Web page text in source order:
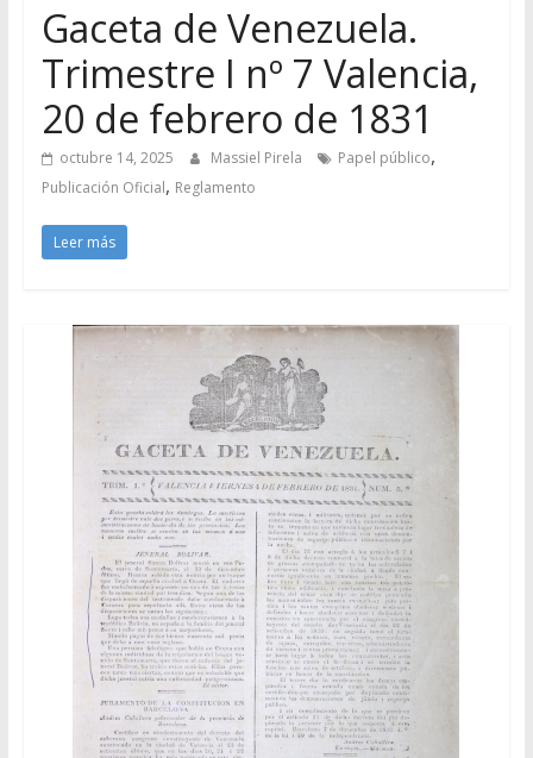
Gaceta de Venezuela.
Trimestre I nº 7 Valencia,
20 de febrero de 1831
octubre 14, 2025 Massiel Pirela Papel público,
Publicación Oficial, Reglamento
Leer más